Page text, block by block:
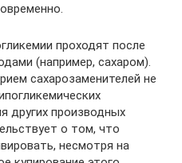
проходят после
(например, сахаром).
сахарозаменителей не
других производных
о том, что
несмотря на